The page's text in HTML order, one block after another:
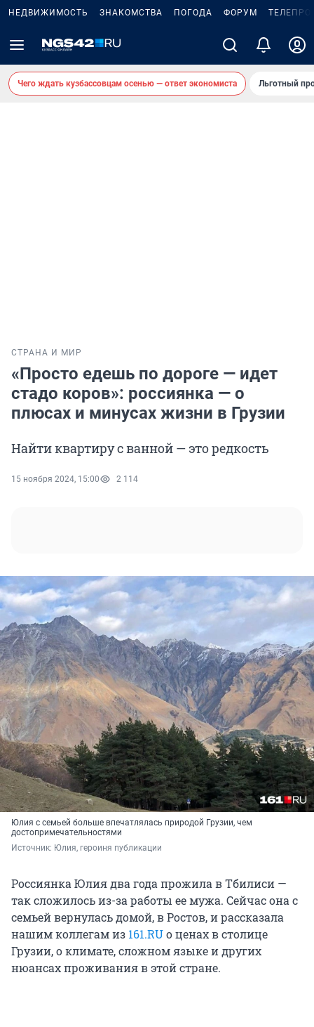
НЕДВИЖИМОСТЬ ЗНАКОМСТВА ПОГОДА ФОРУМ
Чего ждать кузбассовцам осенью — ответ экономиста Льготный
СТРАНА И МИР
«Просто едешь по дороге — идет
стадо коров»: россиянка — о
плюсах и минусах жизни в Грузии
Найти квартиру с ванной — это редкость
15 ноября 2024, 15:00 2 114
Юлия с семьей больше впечатлялась природой Грузии, чем
достопримечательностями
Источник: Юлия, героиня публикации
Россиянка Юлия два года прожила в Тбилиси —
так сложилось из-за работы ее мужа. Сейчас она с
семьей вернулась домой, в Ростов, и рассказала
нашим коллегам из 161.RUо ценах в столице
Грузии, о климате, сложном языке и других
нюансах проживания в этой стране.